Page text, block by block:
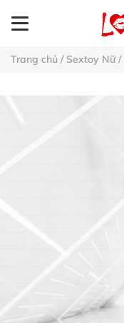
Trang chủ / Sextoy Nữ/